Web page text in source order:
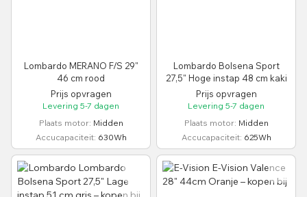
Lombardo MERANO F/S 29"
46 cm rood
Prijs opvragen
Levering 5-7 dagen
Plaats motor Midden
Accucapaciteit 630Wh
Lombardo Bolsena Sport
27,5" Hoge instap 48 cm kaki
Prijs opvragen
Levering 5-7 dagen
Plaats motor Midden
Accucapaciteit 625Wh